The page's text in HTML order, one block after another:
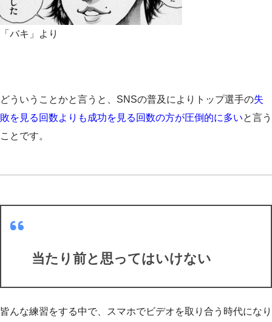
「バキ」より
どういうことかと言うと、SNSの普及によりトップ選手の失
敗を見る回数よりも成功を見る回数の方が圧倒的に多いと言う
ことです。
当たり前と思ってはいけない
皆んな練習をする中で、スマホでビデオを取り合う時代になり